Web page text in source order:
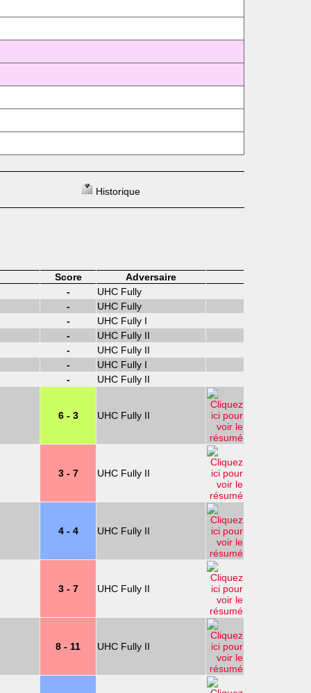
Historique
Score
Adversaire
-
UHC Fully
-
UHC Fully
-
UHC Fully I
-
UHC Fully II
-
UHC Fully II
-
UHC Fully I
- UHC Fully II
6 - 3 UHC Fully II
3 - 7 UHC Fully II
4 - 4 UHC Fully II
3 - 7 UHC Fully II
8 - 11 UHC Fully II